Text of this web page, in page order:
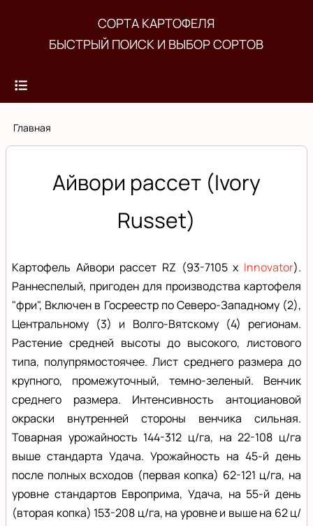
основному
СОРТА КАРТОФЕЛЯ
БЫСТРЫЙ ПОИСК И ВЫБОР СОРТОВ
Строка
Главная
Айвори рассет (Ivory
Russet)
Картофель Айвори рассет RZ (93-7105 x Innovator).
Раннеспелый, пригоден для производства картофеля
"фри", Включен в Госреестр по Северо-Западному (2),
Центральному (3) и Волго-Вятскому (4) регионам.
Растение средней высоты до высокого, листового
типа, полупрямостоячее. Лист среднего размера до
крупного, промежуточный, темно-зеленый. Венчик
среднего размера. Интенсивность антоциановой
окраски внутренней стороны венчика сильная.
Товарная урожайность 144-312 ц/га, на 22-108 ц/га
выше стандарта Удача. Урожайность на 45-й день
после полных всходов (первая копка) 62-121 ц/га, на
уровне стандартов Европрима, Удача, на 55-й день
(вторая копка) 153-208 ц/га, на уровне и выше на 62 ц/